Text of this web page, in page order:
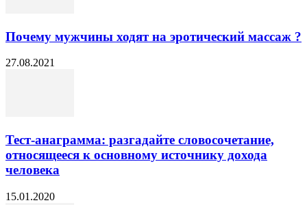
Почему мужчины ходят на эротический массаж ?
27.08.2021
Тест-анаграмма: разгадайте словосочетание,
относящееся к основному источнику дохода
человека
15.01.2020